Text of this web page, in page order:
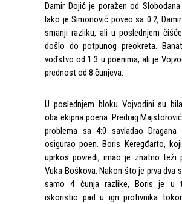
Damir Dojić je poražen od Slobodana
Iako je Simonović poveo sa 0:2,
smanji razliku, ali u poslednjem
došlo do potpunog preokreta.
vođstvo od 1:3 u poenima, ali je
prednost od 8 čunjeva.
U poslednjem bloku Vojvodini su
oba ekipna poena. Predrag
problema sa 4:0 savladao Dragana
osigurao poen. Boris Keregđarto,
uprkos povredi, imao je znatno teži
Vuka Boškova. Nakon što je prva dva
samo 4 čunja razlike, Boris je u
iskoristio pad u igri protivnika